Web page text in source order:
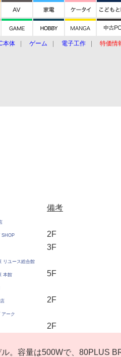
本体 ゲーム 電子工作 特価情
備考
SHOP
2F
3F
リユース総合館
本館
5F
2F
アーク
2F
。容量は500Wで、80PLUS